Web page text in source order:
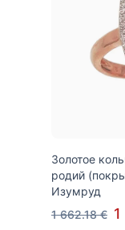
Золотое
родий
Изумруд
1 662.18 €